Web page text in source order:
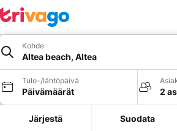
Kohde
Altea beach, Altea
Tulo-/lähtöpäivä
Päivämäärät 2
Järjestä Suodata